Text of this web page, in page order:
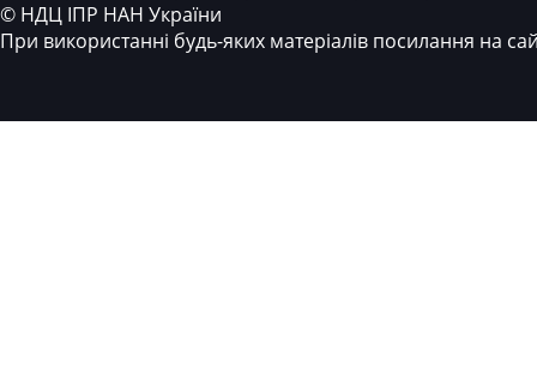
© НДЦ ІПР НАН України
При використанні будь-яких матеріалів посилання на